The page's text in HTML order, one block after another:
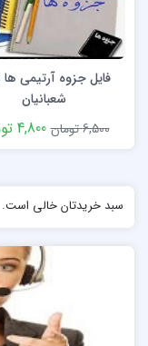
فایل جزوه آرتیمی ها
شعبانیان
6,500 تومان
4,800 تومان
سبد خریدتان خالی است.